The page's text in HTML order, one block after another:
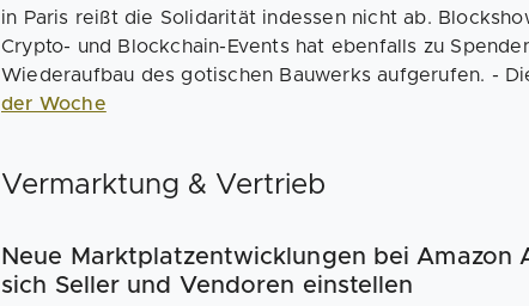
in Paris reißt die Solidarität indessen nicht ab.
Crypto- und Blockchain-Events hat ebenfalls zu
Wiederaufbau des gotischen Bauwerks aufgerufen. -
der Woche
Vermarktung & Vertrieb
Neue Marktplatzentwicklungen bei Amazon
sich Seller und Vendoren einstellen